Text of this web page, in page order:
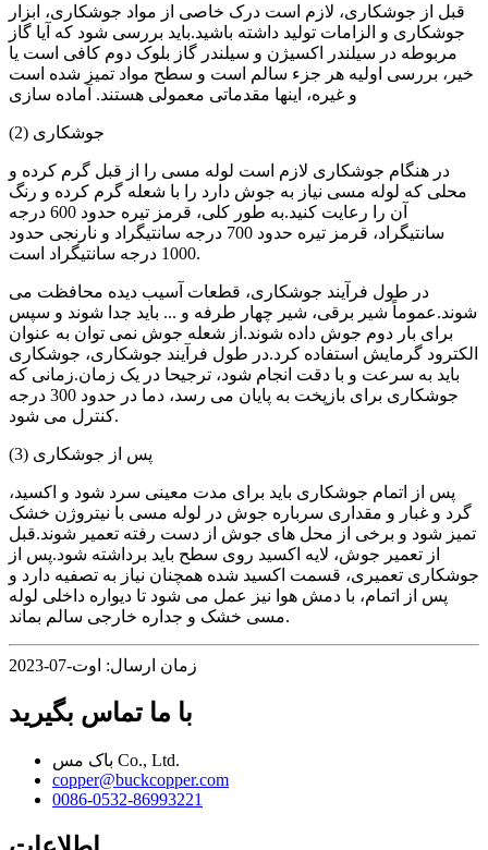
قبل از جوشکاری، لازم است درک خاصی از مواد جوشکاری، ابزار
جوشکاری و الزامات تولید داشته باشید.باید بررسی شود که آیا گاز
مربوطه در سیلندر اکسیژن و سیلندر گاز بلوک دوم کافی است یا
خیر، بررسی اولیه هر جزء سالم است و سطح مواد تمیز شده است
و غیره، اینها مقدماتی معمولی هستند. آماده سازی
(2) جوشکاری
در هنگام جوشکاری لازم است لوله مسی را از قبل گرم کرده و
محلی که لوله مسی نیاز به جوش دارد را با شعله گرم کرده و رنگ
آن را رعایت کنید.به طور کلی، قرمز تیره حدود 600 درجه
سانتیگراد، قرمز تیره حدود 700 درجه سانتیگراد و نارنجی حدود
1000 درجه سانتیگراد است.
در طول فرآیند جوشکاری، قطعات آسیب دیده محافظت می
شوند.عموماً شیر برقی، شیر چهار طرفه و ... باید جدا شوند و سپس
برای بار دوم جوش داده شوند.از شعله جوش نمی توان به عنوان
الکترود گرمایش استفاده کرد.در طول فرآیند جوشکاری، جوشکاری
باید به سرعت و با دقت انجام شود، ترجیحا در یک زمان.زمانی که
جوشکاری برای بازپخت به پایان می رسد، دما در حدود 300 درجه
کنترل می شود.
(3) پس از جوشکاری
پس از اتمام جوشکاری باید برای مدت معینی سرد شود و اکسید،
گرد و غبار و مقداری سرباره جوش در لوله مسی با نیتروژن خشک
تمیز شود و برخی از محل های جوش از دست رفته تعمیر شوند.قبل
از تعمیر جوش، لایه اکسید روی سطح باید برداشته شود.پس از
جوشکاری تعمیری، قسمت اکسید شده همچنان نیاز به تصفیه دارد و
پس از اتمام، با دمش هوا نیز عمل می شود تا دیواره داخلی لوله
مسی خشک و جداره خارجی سالم بماند.
زمان ارسال: اوت-07-2023
با ما تماس بگیرید
باک مس Co., Ltd.
copper@buckcopper.com
0086-0532-86993221